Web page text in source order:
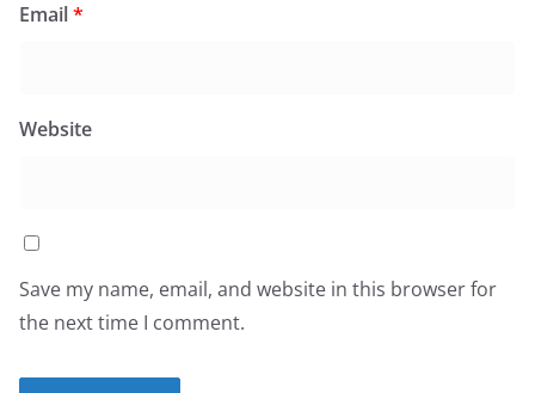
Email*
Website
Save my name, email, and website in this browser for
the next time I comment.